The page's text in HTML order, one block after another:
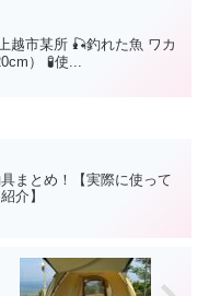
シ（ブリの幼魚）2匹（サイズ：約18〜20cm） 🧪使...
まとめ！【実際に使って
介】